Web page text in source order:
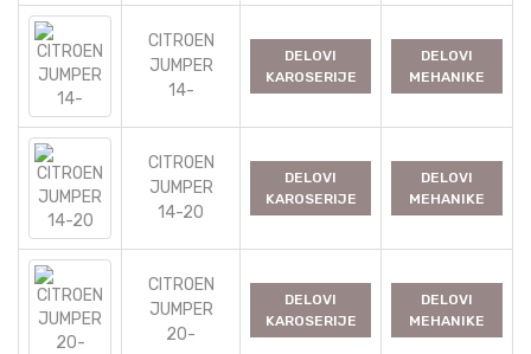
CITROEN
JUMPER
14-
DELOVI
KAROSERIJE
DELOVI
MEHANIKE
CITROEN
JUMPER
14-20
DELOVI
KAROSERIJE
DELOVI
MEHANIKE
CITROEN
JUMPER
20-
DELOVI
KAROSERIJE
DELOVI
MEHANIKE